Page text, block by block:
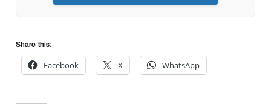
Share this:
Facebook X WhatsApp